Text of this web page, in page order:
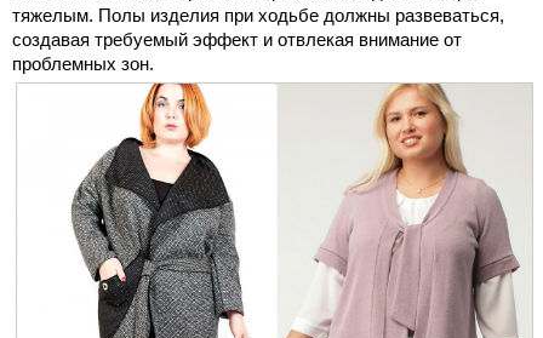
тяжелым. Полы изделия при ходьбе должны развеваться,
создавая требуемый эффект и отвлекая внимание от
проблемных зон.